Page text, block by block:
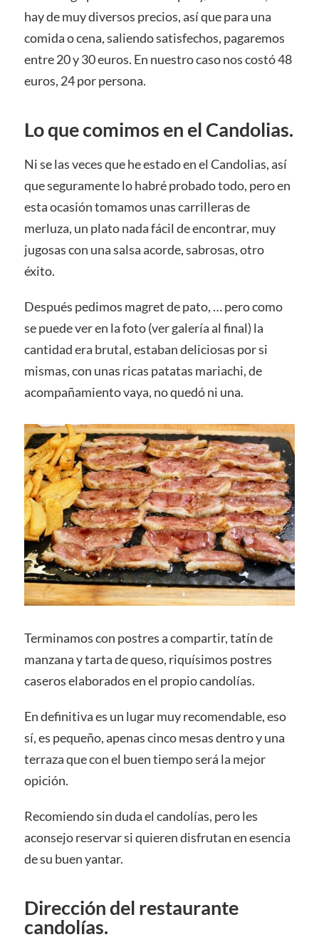
hay de muy diversos precios, así que para una
comida o cena, saliendo satisfechos, pagaremos
entre 20 y 30 euros. En nuestro caso nos costó 48
euros, 24 por persona.
Lo que comimos en el Candolias.
Ni se las veces que he estado en el Candolias, así
que seguramente lo habré probado todo, pero en
esta ocasión tomamos unas carrilleras de
merluza, un plato nada fácil de encontrar, muy
jugosas con una salsa acorde, sabrosas, otro
éxito.
Después pedimos magret de pato, … pero como
se puede ver en la foto (ver galería al final) la
cantidad era brutal, estaban deliciosas por si
mismas, con unas ricas patatas mariachi, de
acompañamiento vaya, no quedó ni una.
Terminamos con postres a compartir, tatín de
manzana y tarta de queso, riquísimos postres
caseros elaborados en el propio candolías.
En definitiva es un lugar muy recomendable, eso
sí, es pequeño, apenas cinco mesas dentro y una
terraza que con el buen tiempo será la mejor
opición.
Recomiendo sin duda el candolías, pero les
aconsejo reservar si quieren disfrutan en esencia
de su buen yantar.
Dirección del restaurante
candolías.